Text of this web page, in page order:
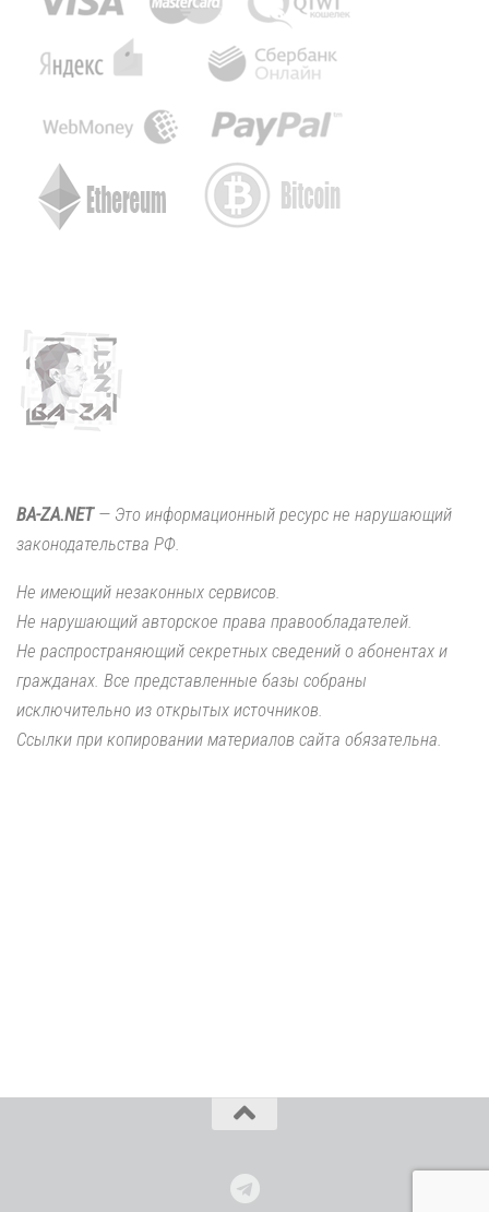
BA-ZA.NET— Это информационный ресурс не нарушающий
законодательства РФ.
Не имеющий незаконных сервисов.
Не нарушающий авторское права правообладателей.
Не распространяющий секретных сведений о абонентах и
гражданах. Все представленные базы собраны
исключительно из открытых источников.
Ссылки при копировании материалов сайта обязательна.